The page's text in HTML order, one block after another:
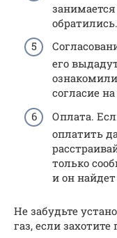
обратились.
его
согласие
Оплата.
оплатить
только
и он
Не забудьте
газ, если